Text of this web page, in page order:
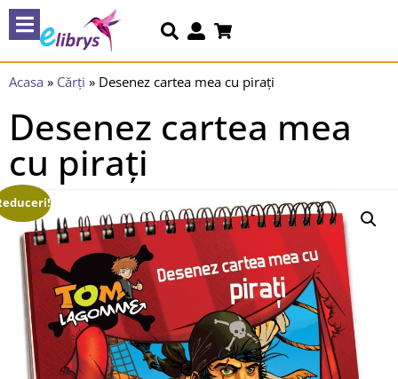
Acasa » Cărți » Desenez cartea mea cu pirați
Desenez cartea mea
cu pirați